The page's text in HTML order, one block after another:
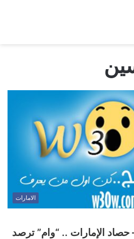
الامارات
– حصاد الإمارات .. “وام” ترصد